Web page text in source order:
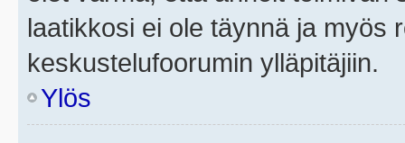
laatikkosi ei ole täynnä ja myös
keskustelufoorumin ylläpitäjiin.
Ylös